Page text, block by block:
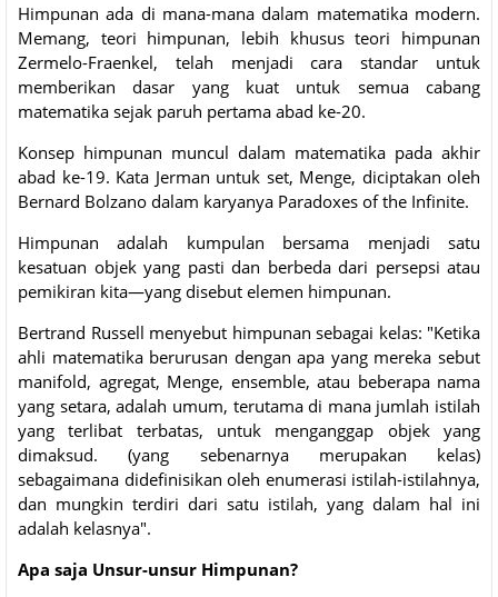
Himpunan ada di mana-mana dalam matematika modern.
Memang, teori himpunan, lebih khusus teori himpunan
Zermelo-Fraenkel, telah menjadi cara standar untuk
memberikan dasar yang kuat untuk semua cabang
matematika sejak paruh pertama abad ke-20.
Konsep himpunan muncul dalam matematika pada akhir
abad ke-19. Kata Jerman untuk set, Menge, diciptakan oleh
Bernard Bolzano dalam karyanya Paradoxes of the Infinite.
Himpunan adalah kumpulan bersama menjadi satu
kesatuan objek yang pasti dan berbeda dari persepsi atau
pemikiran kita—yang disebut elemen himpunan.
Bertrand Russell menyebut himpunan sebagai kelas: "Ketika
ahli matematika berurusan dengan apa yang mereka sebut
manifold, agregat, Menge, ensemble, atau beberapa nama
yang setara, adalah umum, terutama di mana jumlah istilah
yang terlibat terbatas, untuk menganggap objek yang
dimaksud. (yang sebenarnya merupakan kelas)
sebagaimana didefinisikan oleh enumerasi istilah-istilahnya,
dan mungkin terdiri dari satu istilah, yang dalam hal ini
adalah kelasnya".
Apa saja Unsur-unsur Himpunan?